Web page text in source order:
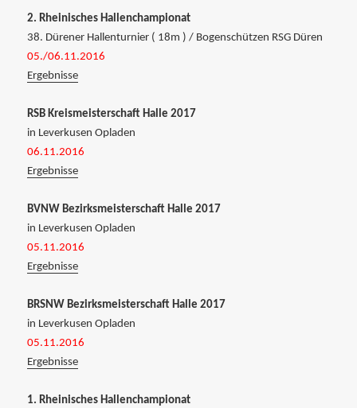
2. Rheinisches Hallenchampionat
38. Dürener Hallenturnier ( 18m ) / Bogenschützen RSG Düren
05./06.11.2016
Ergebnisse
RSB Kreismeisterschaft Halle 2017
in Leverkusen Opladen
06.11.2016
Ergebnisse
BVNW Bezirksmeisterschaft Halle 2017
in Leverkusen Opladen
05.11.2016
Ergebnisse
BRSNW Bezirksmeisterschaft Halle 2017
in Leverkusen Opladen
05.11.2016
Ergebnisse
1. Rheinisches Hallenchampionat